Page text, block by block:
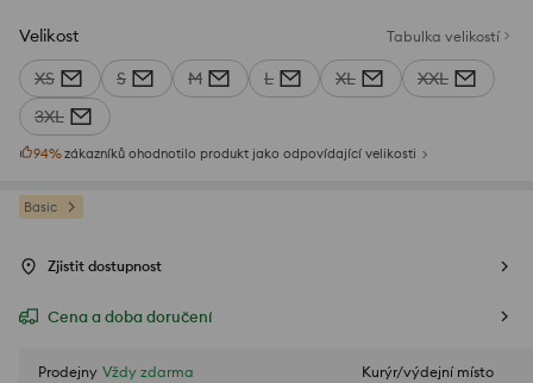
Velikost Tabulka velikostí
XS S M L XL
XXL
3XL
94%zákazníků ohodnotilo produkt jako odpovídající velikosti
Basic
Zjistit dostupnost
Cena a doba doručení
Prodejny Vždy zdarma
Kurýr/výdejní místo